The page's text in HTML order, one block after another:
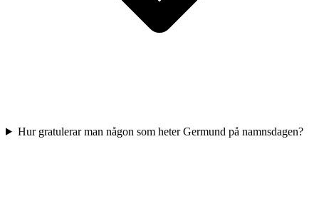
Hur gratulerar man någon som heter Germund på namnsdagen?